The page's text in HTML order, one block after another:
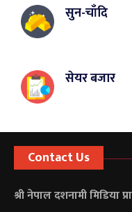
सुन-चाँदि
सेयर बजार
Contact Us
श्री नेपाल दशनामी मिडिया